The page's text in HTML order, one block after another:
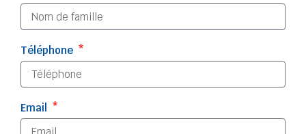
Téléphone
Email